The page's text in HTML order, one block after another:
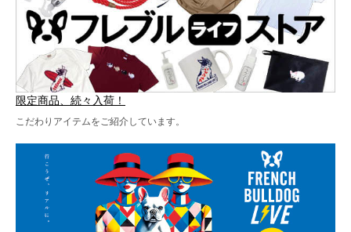
限定商品、続々入荷！
こだわりアイテムをご紹介しています。